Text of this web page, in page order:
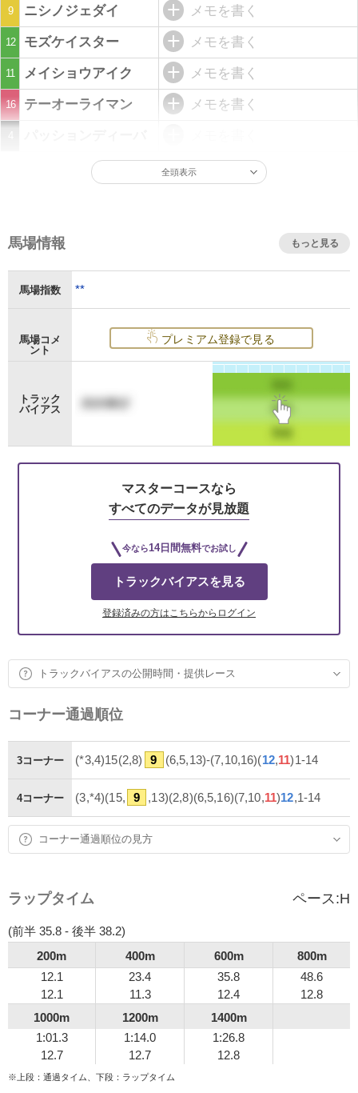
9 ニシノジェダイ メモを書く
12 モズケイスター メモを書く
11 メイショウアイク メモを書く
16 テーオーライマン メモを書く
全頭表示
馬場情報 もっと見る
馬場指数 **
馬場コメ
ント
プレミアム登録で見る
トラック
バイアス
マスターコースなら
すべてのデータが見放題
今なら14日間無料でお試し
トラックバイアスを見る
登録済みの方はこちらからログイン
トラックバイアスの公開時間・提供レース
コーナー通過順位
3コーナー (*3,4)15(2,8) 9 (6,5,13)-(7,10,16)(12,11)1-14
4コーナー (3,*4)(15, 9 ,13)(2,8)(6,5,16)(7,10,11)12,1-14
コーナー通過順位の見方
ラップタイム ペース:H
(前半 35.8 - 後半 38.2)
200m
400m 600m
800m
12.1
12.1
23.4
11.3
35.8
12.4
48.6
12.8
1000m
1200m
1400m
1:01.3
12.7
1:14.0
12.7
1:26.8
12.8
※上段：通過タイム、下段：ラップタイム